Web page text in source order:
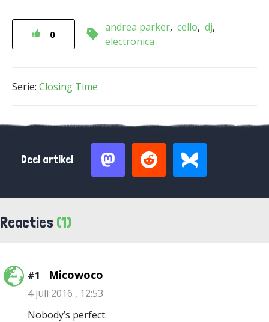
0
andrea parker cello dj
electronica
Serie: Closing Time
Deel artikel
Reacties (1)
#1 Micowoco
4 juli 2016 , 12:53
Nobody’s perfect.